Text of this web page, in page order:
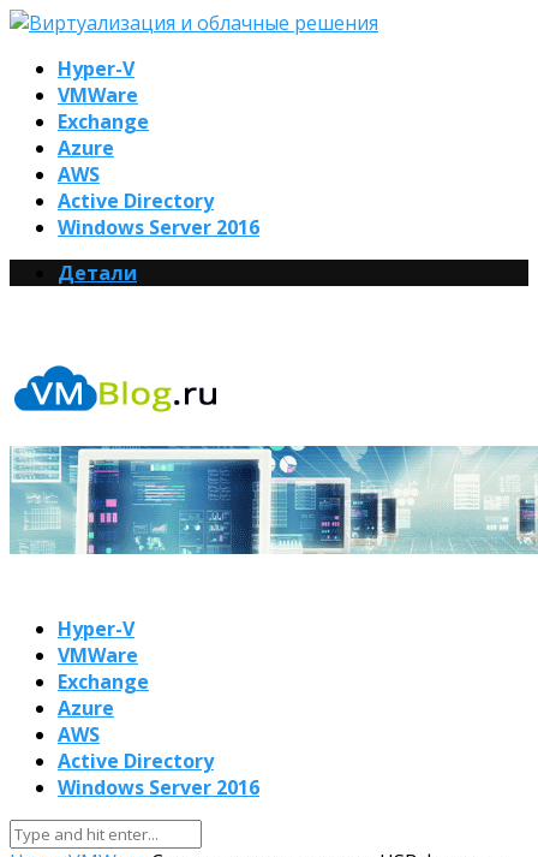
Hyper-V
VMWare
Exchange
Azure
AWS
Active Directory
Windows Server 2016
Детали
Hyper-V
VMWare
Exchange
Azure
AWS
Active Directory
Windows Server 2016